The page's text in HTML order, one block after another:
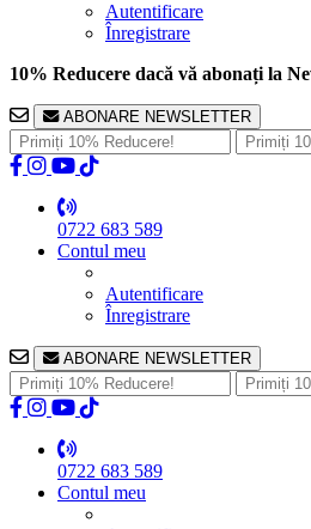
Autentificare
Înregistrare
10% Reducere dacă vă abonați la
ABONARE NEWSLETTER
0722 683 589
Contul meu
Autentificare
Înregistrare
ABONARE NEWSLETTER
0722 683 589
Contul meu